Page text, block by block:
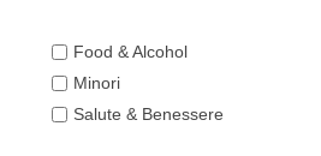
Food & Alcohol
Minori
Salute & Benessere